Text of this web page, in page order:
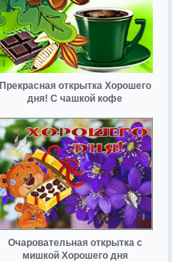
Прекрасная открытка Хорошего
дня! С чашкой кофе
Очаровательная открытка с
мишкой Хорошего дня